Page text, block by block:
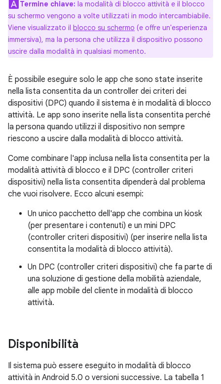
Termine chiave: la modalità di blocco attività e il blocco
su schermo vengono a volte utilizzati in modo intercambiabile.
Viene visualizzato il blocco su schermo (e offre un'esperienza
immersiva), ma la persona che utilizza il dispositivo possono
uscire dalla modalità in qualsiasi momento.
È possibile eseguire solo le app che sono state inserite
nella lista consentita da un controller dei criteri dei
dispositivi (DPC) quando il sistema è in modalità di blocco
attività. Le app sono inserite nella lista consentita perché
la persona quando utilizzi il dispositivo non sempre
riescono a uscire dalla modalità di blocco attività.
Come combinare l'app inclusa nella lista consentita per la
modalità attività di blocco e il DPC (controller criteri
dispositivi) nella lista consentita dipenderà dal problema
che vuoi risolvere. Ecco alcuni esempi:
Un unico pacchetto dell'app che combina un kiosk
(per presentare i contenuti) e un mini DPC
(controller criteri dispositivi) (per inserire nella lista
consentita la modalità di blocco attività).
Un DPC (controller criteri dispositivi) che fa parte di
una soluzione di gestione della mobilità aziendale,
alle app mobile del cliente in modalità di blocco
attività.
Disponibilità
Il sistema può essere eseguito in modalità di blocco
attività in Android 5.0 o versioni successive. La tabella 1